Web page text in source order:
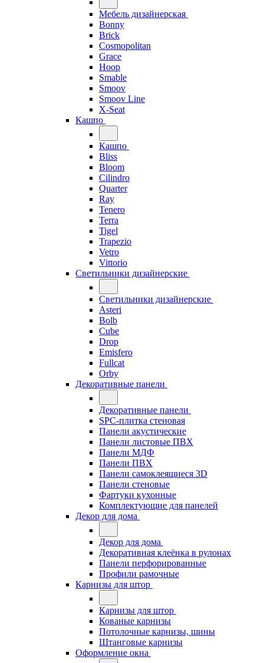
Мебель дизайнерская
Bonny
Brick
Cosmopolitan
Grace
Hoop
Smable
Smoov
Smoov Line
X-Seat
Кашпо
Кашпо
Bliss
Bloom
Cilindro
Quarter
Ray
Tenero
Terra
Tigel
Trapezio
Vetro
Vittorio
Светильники дизайнерские
Светильники дизайнерские
Asteri
Bolb
Cube
Drop
Emisfero
Fullcat
Orby
Декоративные панели
Декоративные панели
SPC-плитка стеновая
Панели акустические
Панели листовые ПВХ
Панели МДФ
Панели ПВХ
Панели самоклеящиеся 3D
Панели стеновые
Фартуки кухонные
Комплектующие для панелей
Декор для дома
Декор для дома
Декоративная клеёнка в рулонах
Панели перфорированные
Профили рамочные
Карнизы для штор
Карнизы для штор
Кованые карнизы
Потолочные карнизы, шины
Штанговые карнизы
Оформление окна